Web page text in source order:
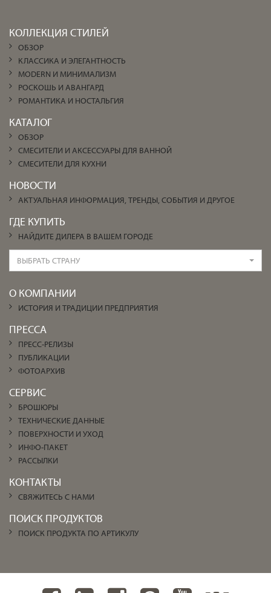
КОЛЛЕКЦИЯ СТИЛЕЙ
ОБЗОР
КЛАССИКА И ЭЛЕГАНТНОСТЬ
MODERN И МИНИМАЛИЗМ
РОСКОШЬ И АВАНГАРД
РОМАНТИКА И НОСТАЛЬГИЯ
КАТАЛОГ
ОБЗОР
СМЕСИТЕЛИ И АКСЕССУАРЫ ДЛЯ ВАННОЙ
СМЕСИТЕЛИ ДЛЯ КУХНИ
НОВОСТИ
АКТУАЛЬНАЯ ИНФОРМАЦИЯ, ТРЕНДЫ, СОБЫТИЯ И ДРУГОЕ
ГДЕ КУПИТЬ
НАЙДИТЕ ДИЛЕРА В ВАШЕМ ГОРОДЕ
ВЫБРАТЬ СТРАНУ
О КОМПАНИИ
ИСТОРИЯ И ТРАДИЦИИ ПРЕДПРИЯТИЯ
ПРЕССА
ПРЕСС-РЕЛИЗЫ
ПУБЛИКАЦИИ
ФОТОАРХИВ
СЕРВИС
БРОШЮРЫ
ТЕХНИЧЕСКИЕ ДАННЫЕ
ПОВЕРХНОСТИ И УХОД
ИНФО-ПАКЕТ
РАССЫЛКИ
КОНТАКТЫ
СВЯЖИТЕСЬ С НАМИ
ПОИСК ПРОДУКТОВ
ПОИСК ПРОДУКТА ПО АРТИКУЛУ